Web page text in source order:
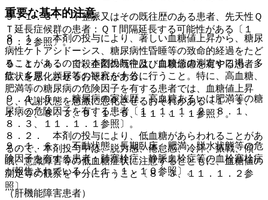
９．１．３． 不整脈又はその既往歴のある患者、先天性Ｑ
Ｔ延長症候群の患者：ＱＴ間隔延長する可能性がある〔１
０．２参照〕。
９．１．４． 自殺企図の既往及び自殺念慮を有する患者：
症状を悪化させるおそれがある。
９．１．５． 糖尿病の家族歴、高血糖あるいは肥満等の糖
尿病の危険因子を有する患者〔１．１、１．２、８．１、
８．３、１１．１．１参照〕。
９．１．６． 不動状態、長期臥床、肥満、脱水状態等の危
険因子を有する患者：肺塞栓症、静脈血栓症等の血栓塞栓症
が報告されている〔１１．１．１０参照〕。
（肝機能障害患者）
重要な基本的注意
８．１． 本剤の投与により、著しい血糖値上昇から、糖尿
病性ケトアシドーシス、糖尿病性昏睡等の致命的経過をたど
ることがあるので、本剤投与中は、血糖値の測定や口渇、多
飲、多尿、頻尿等の観察を十分に行うこと。特に、高血糖、
肥満等の糖尿病の危険因子を有する患者では、血糖値上昇
し、代謝状態を急激に悪化させるおそれがある〔１．１、
１．２、８．３、９．１．５、１１．１．１参照〕。
８．２． 本剤の投与により、低血糖があらわれることがあ
るので、本剤投与中は、脱力感、倦怠感、冷汗、振戦、傾
眠、意識障害等の低血糖症状に注意するとともに、血糖値の
測定等の観察を十分に行うこと〔８．３、１１．１．２参
照〕。